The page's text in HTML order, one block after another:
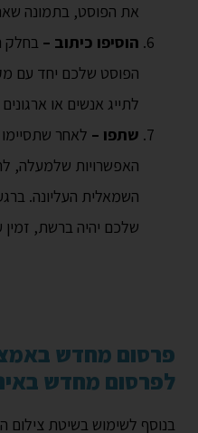
את הפוסט, בתמונה
הוסיפו כיתוב – בחלק
הפוסט שלכם יחד עם
לתייג אנשים או
שתפו – לאחר
האפשרויות שלמעלה,
השמאלית העליונה.
שלכם יהיה ברשת,
פרסום מחדש
לפרסום מחדש
בנוסף לשימוש בשיטת